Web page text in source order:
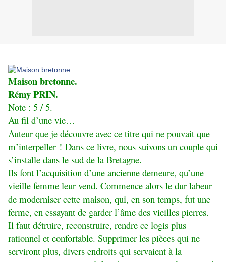
Maison bretonne.
Rémy PRIN.
Note : 5 / 5.
Au fil d’une vie…
Auteur que je découvre avec ce titre qui ne pouvait que
m’interpeller ! Dans ce livre, nous suivons un couple qui
s’installe dans le sud de la Bretagne.
Ils font l’acquisition d’une ancienne demeure, qu’une
vieille femme leur vend. Commence alors le dur labeur
de moderniser cette maison, qui, en son temps, fut une
ferme, en essayant de garder l’âme des vieilles pierres.
Il faut détruire, reconstruire, rendre ce logis plus
rationnel et confortable. Supprimer les pièces qui ne
serviront plus, divers endroits qui servaient à la